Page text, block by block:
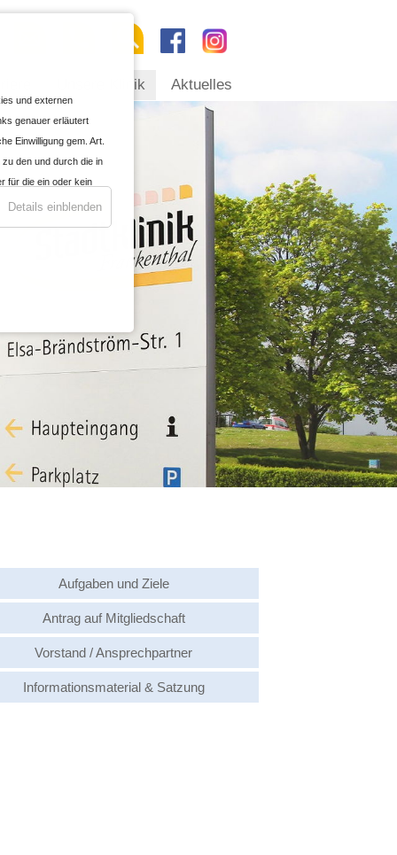
Unsere Klinik Aktuelles
Aufgaben und Ziele
Antrag auf Mitgliedschaft
Vorstand / Ansprechpartner
Informationsmaterial & Satzung
und externen
genauer erläutert
Einwilligung gem. Art.
den und durch die in
für die ein oder kein
§ 702 FISA,
war mir bekannt, dass
nicht
als auch
zum Speichern und
Daten erforderlich
Einstellungen
By pressing this
for other data transfers
to an existing
safeguards
the USA). When giving
that my data
the future, by changing
on consent before
EU/EEA data
among other things,
read out. I am
I also confirm that I
Details einblenden